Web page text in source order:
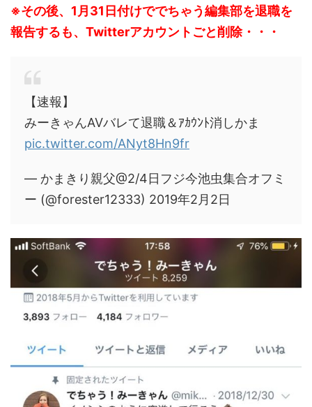
※その後、1月31日付けででちゃう編集部を退職を
報告するも、Twitterアカウントごと削除・・・
【速報】
みーきゃんAVバレて退職＆ｱｶｳﾝﾄ消しかま
pic.twitter.com/ANyt8Hn9fr
— かまきり親父@2/4日フジ今池虫集合オフミ
ー (@forester12333) 2019年2月2日